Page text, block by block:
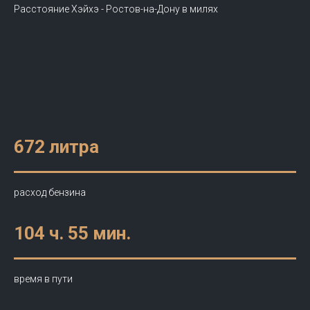
Расстояние Хэйхэ - Ростов-на-Дону в милях
672 литра
расход бензина
104 ч. 55 мин.
время в пути